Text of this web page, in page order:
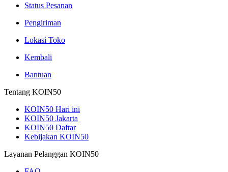
Status Pesanan
Pengiriman
Lokasi Toko
Kembali
Bantuan
Tentang KOIN50
KOIN50 Hari ini
KOIN50 Jakarta
KOIN50 Daftar
Kebijakan KOIN50
Layanan Pelanggan KOIN50